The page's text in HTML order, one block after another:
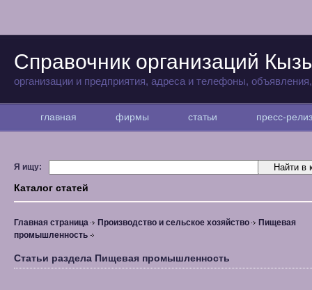
Справочник организаций
организации и предприятия, адреса и телефоны,
главная фирмы статьи пресс-
Я ищу:
Каталог статей
Главная страница Производство и сельское хозяйство
Пищевая
промышленность
Статьи раздела Пищевая промышленность